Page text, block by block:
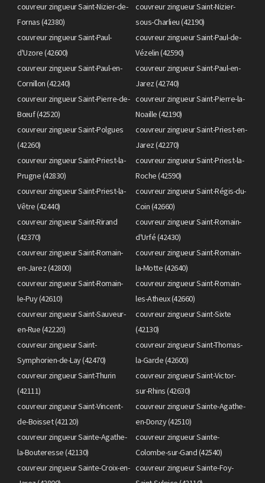
couvreur zingueur Saint-Nizier-de-
Fornas (42380)
couvreur zingueur Saint-Nizier-
sous-Charlieu (42190)
couvreur zingueur Saint-Paul-
d'Uzore (42600)
couvreur zingueur Saint-Paul-de-
Vézelin (42590)
couvreur zingueur Saint-Paul-en-
Cornillon (42240)
couvreur zingueur Saint-Paul-en-
Jarez (42740)
couvreur zingueur Saint-Pierre-de-
Bœuf (42520)
couvreur zingueur Saint-Pierre-la-
Noaille (42190)
couvreur zingueur Saint-Polgues
(42260)
couvreur zingueur Saint-Priest-en-
Jarez (42270)
couvreur zingueur Saint-Priest-la-
Prugne (42830)
couvreur zingueur Saint-Priest-la-
Roche (42590)
couvreur zingueur Saint-Priest-la-
Vêtre (42440)
couvreur zingueur Saint-Régis-du-
Coin (42660)
couvreur zingueur Saint-Rirand
(42370)
couvreur zingueur Saint-Romain-
d'Urfé (42430)
couvreur zingueur Saint-Romain-
en-Jarez (42800)
couvreur zingueur Saint-Romain-
la-Motte (42640)
couvreur zingueur Saint-Romain-
le-Puy (42610)
couvreur zingueur Saint-Romain-
les-Atheux (42660)
couvreur zingueur Saint-Sauveur-
en-Rue (42220)
couvreur zingueur Saint-Sixte
(42130)
couvreur zingueur Saint-
Symphorien-de-Lay (42470)
couvreur zingueur Saint-Thomas-
la-Garde (42600)
couvreur zingueur Saint-Thurin
(42111)
couvreur zingueur Saint-Victor-
sur-Rhins (42630)
couvreur zingueur Saint-Vincent-
de-Boisset (42120)
couvreur zingueur Sainte-Agathe-
en-Donzy (42510)
couvreur zingueur Sainte-Agathe-
la-Bouteresse (42130)
couvreur zingueur Sainte-
Colombe-sur-Gand (42540)
couvreur zingueur Sainte-Croix-en- couvreur zingueur Sainte-Foy-